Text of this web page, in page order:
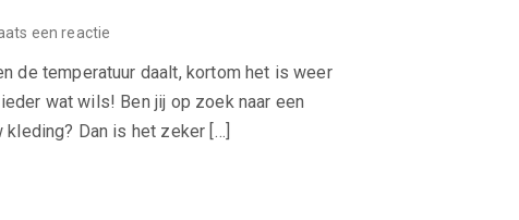
een reactie
de temperatuur daalt, kortom het is weer
wat wils! Ben jij op zoek naar een
Dan is het zeker […]